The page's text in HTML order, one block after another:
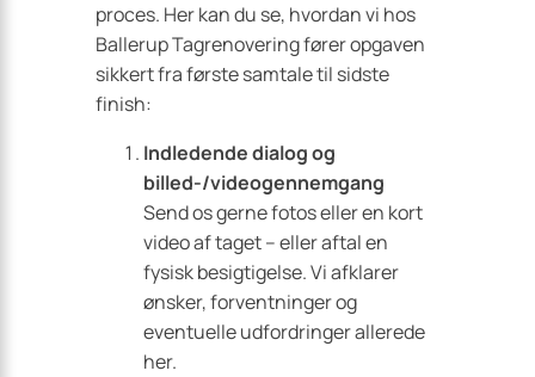
proces. Her kan du se, hvordan vi hos
Ballerup Tagrenovering fører opgaven
sikkert fra første samtale til sidste
finish:
Indledende dialog og
billed-/videogennemgang
Send os gerne fotos eller en kort
video af taget – eller aftal en
fysisk besigtigelse. Vi afklarer
ønsker, forventninger og
eventuelle udfordringer allerede
her.